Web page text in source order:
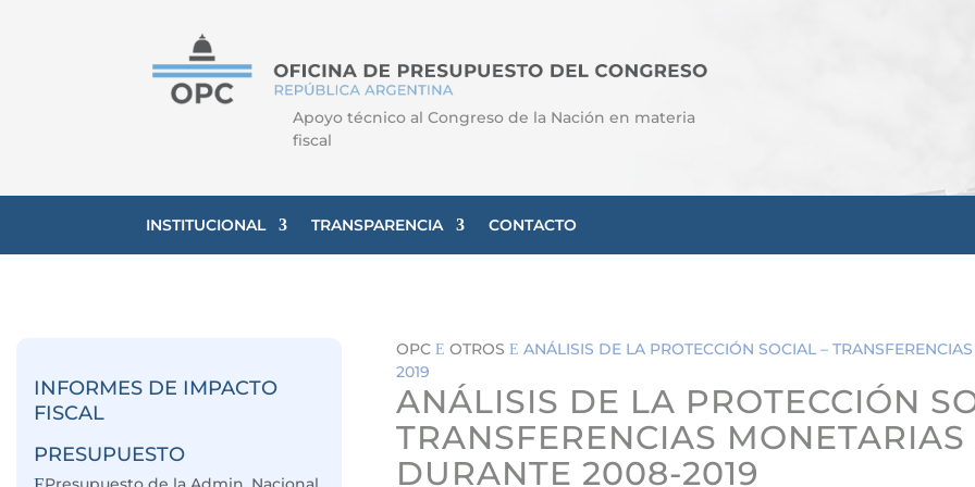
Apoyo técnico al Congreso de la Nación en materia
fiscal
INSTITUCIONAL TRANSPARENCIA CONTACTO
INFORMES DE IMPACTO
FISCAL
PRESUPUESTO
OPC E OTROS E ANÁLISIS DE LA PROTECCIÓN SOCIAL –
2019
ANÁLISIS DE LA PROTECCIÓN
TRANSFERENCIAS
DURANTE 2008-2019